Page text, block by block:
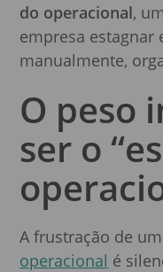
do operacional,
empresa estagnar
manualmente,
O peso
ser o
A frustração de
operacional é